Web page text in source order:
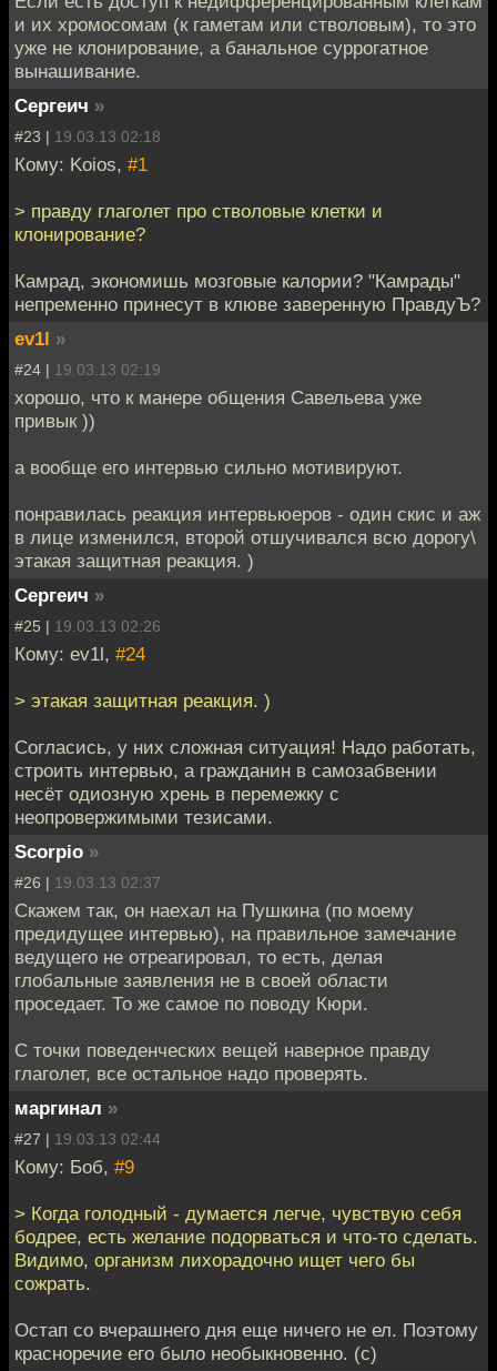
и их хромосомам (к гаметам или стволовым), то это
уже не клонирование, а банальное суррогатное
вынашивание.
Сергеич »
#23 | 19.03.13 02:18
Кому: Koios, #1
> правду глаголет про стволовые клетки и
клонирование?
Камрад, экономишь мозговые калории? "Камрады"
непременно принесут в клюве заверенную ПравдуЪ?
ev1l »
#24 | 19.03.13 02:19
хорошо, что к манере общения Савельева уже
привык ))
а вообще его интервью сильно мотивируют.
понравилась реакция интервьюеров - один скис и аж
в лице изменился, второй отшучивался всю дорогу\
этакая защитная реакция. )
Сергеич »
#25 | 19.03.13 02:26
Кому: ev1l, #24
> этакая защитная реакция. )
Согласись, у них сложная ситуация! Надо работать,
строить интервью, а гражданин в самозабвении
несёт одиозную хрень в перемежку с
неопровержимыми тезисами.
Scorpio »
#26 | 19.03.13 02:37
Скажем так, он наехал на Пушкина (по моему
предидущее интервью), на правильное замечание
ведущего не отреагировал, то есть, делая
глобальные заявления не в своей области
проседает. То же самое по поводу Кюри.
С точки поведенческих вещей наверное правду
глаголет, все остальное надо проверять.
маргинал »
#27 | 19.03.13 02:44
Кому: Боб, #9
> Когда голодный - думается легче, чувствую себя
бодрее, есть желание подорваться и что-то сделать.
Видимо, организм лихорадочно ищет чего бы
сожрать.
Остап со вчерашнего дня еще ничего не ел. Поэтому
красноречие его было необыкновенно. (с)